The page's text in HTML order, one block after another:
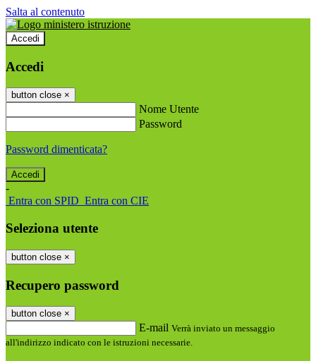
Salta al contenuto
Accedi
Accedi
button close ×
Nome Utente
Password
Password dimenticata?
-
Entra con SPID Entra con CIE
Seleziona utente
button close ×
Recupero password
button close ×
E-mail Verrà inviato un messaggio
all'indirizzo indicato con le istruzioni necessarie.